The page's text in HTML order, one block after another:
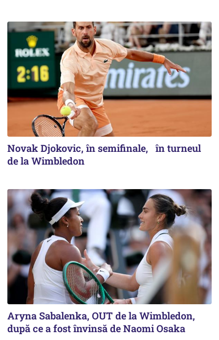
Novak Djokovic, în semifinale, în turneul
de la Wimbledon
Aryna Sabalenka, OUT de la Wimbledon,
după ce a fost învinsă de Naomi Osaka